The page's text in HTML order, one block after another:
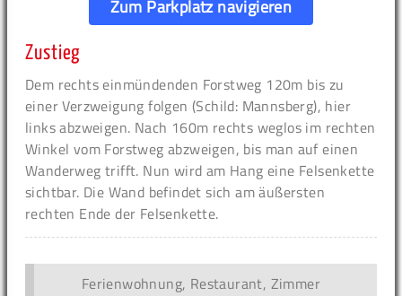
Zum Parkplatz navigieren
Zustieg
Dem rechts einmündenden Forstweg 120m bis zu
einer Verzweigung folgen (Schild: Mannsberg), hier
links abzweigen. Nach 160m rechts weglos im rechten
Winkel vom Forstweg abzweigen, bis man auf einen
Wanderweg trifft. Nun wird am Hang eine Felsenkette
sichtbar. Die Wand befindet sich am äußersten
rechten Ende der Felsenkette.
Ferienwohnung, Restaurant, Zimmer